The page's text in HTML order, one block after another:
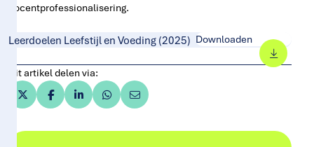
docentprofessionalisering.
Leerdoelen Leefstijl en Voeding (2025) Downloaden
Dit artikel delen via: